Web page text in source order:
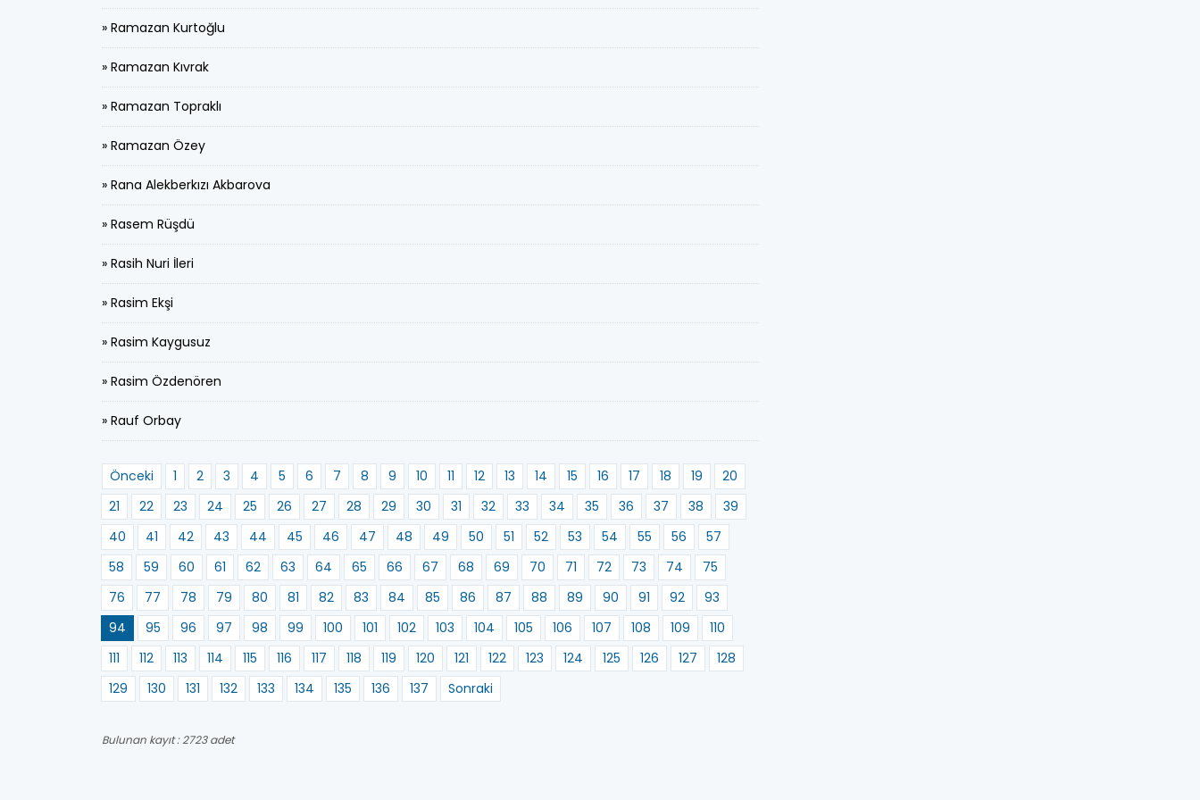
» Ramazan Kurtoğlu
» Ramazan Kıvrak
» Ramazan Topraklı
» Ramazan Özey
» Rana Alekberkızı Akbarova
» Rasem Rüşdü
» Rasih Nuri İleri
» Rasim Ekşi
» Rasim Kaygusuz
» Rasim Özdenören
» Rauf Orbay
Önceki 1 2 3 4 5 6 7 8 9 10 11 12 13 14 15 16 17 18 19
20
21
22 23 24 25 26 27 28 29 30 31 32 33 34 35 36 37 38
39
40
41 42 43 44 45 46 47 48 49 50 51 52 53 54 55 56
57
58
59 60 61 62 63 64 65 66 67 68 69 70 71 72 73 74
75
76
77 78 79 80 81 82 83 84 85 86 87 88 89 90 91 92
93
94
95 96 97 98 99 100 101 102 103 104 105 106 107 108 109
110
111
112 113 114 115 116 117 118 119 120 121 122 123 124 125 126 127
128
129
130 131 132 133 134 135 136 137 Sonraki
Bulunan kayıt : 2723 adet